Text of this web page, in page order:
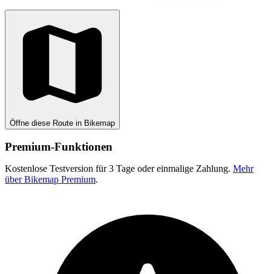
Öffne diese Route in Bikemap
Premium-Funktionen
Kostenlose Testversion für 3 Tage oder einmalige Zahlung. Mehr
über Bikemap Premium.